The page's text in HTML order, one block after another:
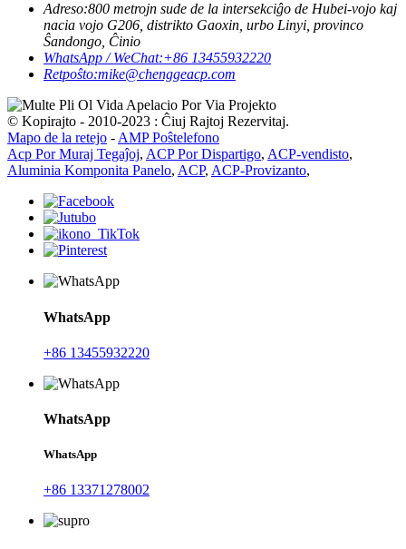
Adreso:800 metrojn sude de la intersekciĝo de Hubei-vojo kaj
nacia vojo G206, distrikto Gaoxin, urbo Linyi, provinco
Ŝandongo, Ĉinio
WhatsApp / WeChat:+86 13455932220
Retpoŝto:mike@chenggeacp.com
© Kopirajto - 2010-2023 : Ĉiuj Rajtoj Rezervitaj.
Mapo de la retejo - AMP Poŝtelefono
Acp Por Muraj Tegaĵoj, ACP Por Dispartigo, ACP-vendisto,
Aluminia Komponita Panelo, ACP, ACP-Provizanto,
WhatsApp
+86 13455932220
WhatsApp
WhatsApp
+86 13371278002